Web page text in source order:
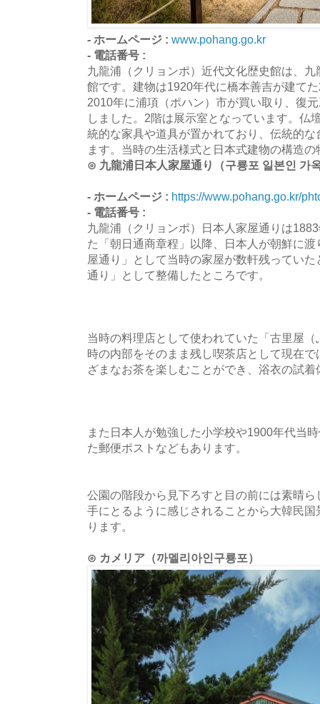
- ホームページ : www.pohang.go.kr
- 電話番号 :
九龍浦（クリョンポ）近代文化歴史館は、
館です。建物は1920年代に橋本善吉が建て
2010年に浦項（ポハン）市が買い取り、復
しました。2階は展示室となっています。仏
統的な家具や道具が置かれており、伝統的
ます。当時の生活様式と日本式建物の構造
⊙ 九龍浦日本人家屋通り（구룡포 일본인 가
- ホームページ : https://www.pohang.go.kr/
- 電話番号 :
九龍浦（クリョンポ）日本人家屋通りは
た「朝日通商章程」以降、日本人が朝鮮に
屋通り」として当時の家屋が数軒残ってい
通り」として整備したところです。
当時の料理店として使われていた「古里屋
時の内部をそのまま残し喫茶店として現在
ざまなお茶を楽しむことができ、浴衣の試
また日本人が勉強した小学校や1900年代当
た郵便ポストなどもあります。
公園の階段から見下ろすと目の前には素晴
手にとるように感じされることから大韓民
ります。
⊙ カメリア（까멜리아인구룡포）